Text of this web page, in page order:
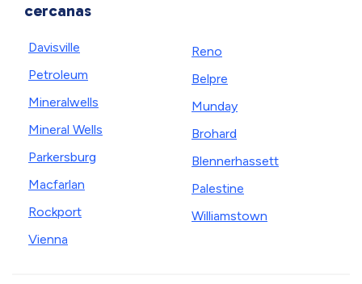
cercanas
Davisville
Petroleum
Mineralwells
Mineral Wells
Parkersburg
Macfarlan
Rockport
Vienna
Reno
Belpre
Munday
Brohard
Blennerhassett
Palestine
Williamstown